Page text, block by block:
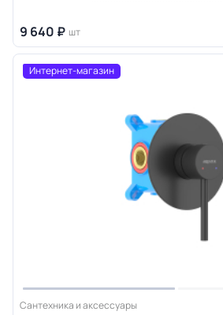
9 640 ₽ шт
Интернет-магазин
Сантехника и аксессуары